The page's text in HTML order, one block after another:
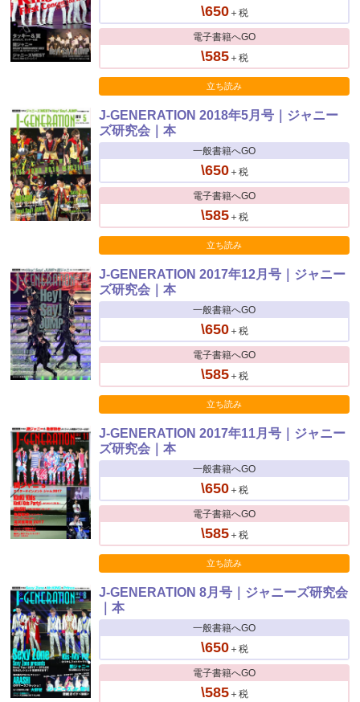
\650＋税
電子書籍へGO
\585＋税
立ち読み
J-GENERATION 2018年5月号｜ジャニー
ズ研究会｜本
一般書籍へGO
\650＋税
電子書籍へGO
\585＋税
立ち読み
J-GENERATION 2017年12月号｜ジャニー
ズ研究会｜本
一般書籍へGO
\650＋税
電子書籍へGO
\585＋税
立ち読み
J-GENERATION 2017年11月号｜ジャニー
ズ研究会｜本
一般書籍へGO
\650＋税
電子書籍へGO
\585＋税
立ち読み
J-GENERATION 8月号｜ジャニーズ研究会
｜本
一般書籍へGO
\650＋税
電子書籍へGO
\585＋税